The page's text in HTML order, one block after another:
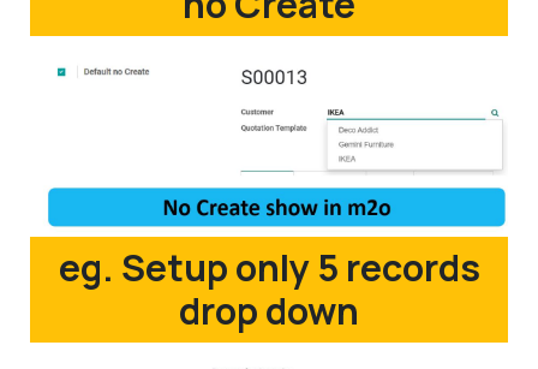
eg. Setup only 5 records
drop down